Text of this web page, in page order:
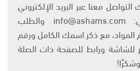
معنا عبر البريد الإلكتروني
على العنوان التالي: info@ashams.com والطلب
مع ذكر اسمك الكامل ورقم
للشاشة ورابط للصفحة ذات الصلة